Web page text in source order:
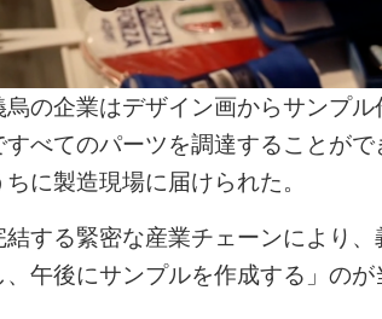
の企業はデザイン画からサンプル
べてのパーツを調達することがで
に製造現場に届けられた。
する緊密な産業チェーンにより、
、午後にサンプルを作成する」の